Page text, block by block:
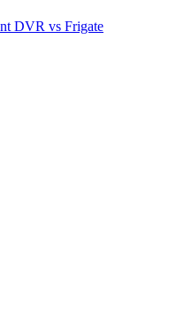
DVR vs Frigate